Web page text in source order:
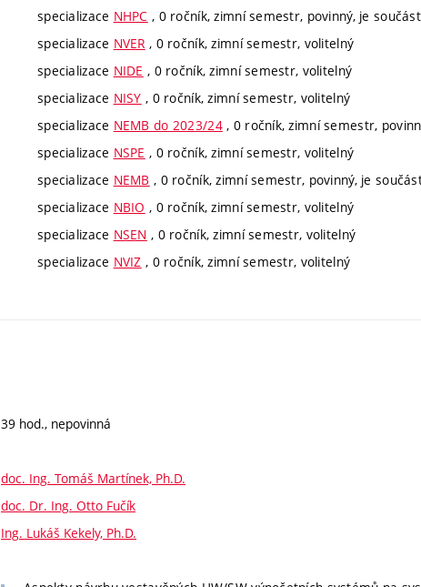
specializace NHPC , 0 ročník, zimní semestr, povinný, je
specializace NVER , 0 ročník, zimní semestr, volitelný
specializace NIDE , 0 ročník, zimní semestr, volitelný
specializace NISY , 0 ročník, zimní semestr, volitelný
specializace NEMB do 2023/24, 0 ročník, zimní semestr,
specializace NSPE , 0 ročník, zimní semestr, volitelný
specializace NEMB , 0 ročník, zimní semestr, povinný, je
specializace NBIO , 0 ročník, zimní semestr, volitelný
specializace NSEN , 0 ročník, zimní semestr, volitelný
specializace NVIZ , 0 ročník, zimní semestr, volitelný
39 hod., nepovinná
doc. Ing. Tomáš Martínek, Ph.D.
doc. Dr. Ing. Otto Fučík
Ing. Lukáš Kekely, Ph.D.